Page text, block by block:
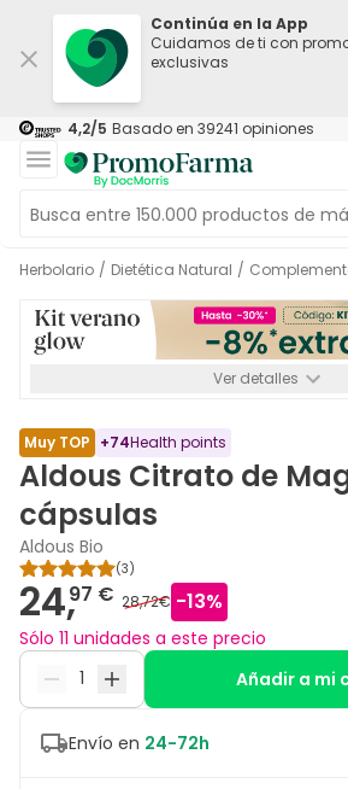
Continúa en la App
Cuidamos de ti con
exclusivas
4,2/5 Basado en 39241 opiniones
Herbolario / Dietética Natural /
Ver detalles
acumulable.
Muy TOP +74Health points
Aldous Citrato de
cápsulas
Aldous Bio
(3)
24,97 € 28,72€ -13%
Sólo 11 unidades a este precio
Añadir a mi
Envío en 24-72h